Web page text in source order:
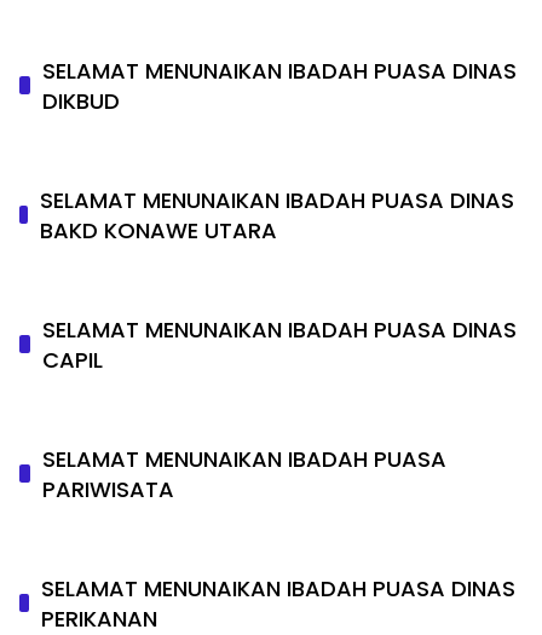
SELAMAT MENUNAIKAN IBADAH PUASA DINAS
DIKBUD
SELAMAT MENUNAIKAN IBADAH PUASA DINAS
BAKD KONAWE UTARA
SELAMAT MENUNAIKAN IBADAH PUASA DINAS
CAPIL
SELAMAT MENUNAIKAN IBADAH PUASA
PARIWISATA
SELAMAT MENUNAIKAN IBADAH PUASA DINAS
PERIKANAN